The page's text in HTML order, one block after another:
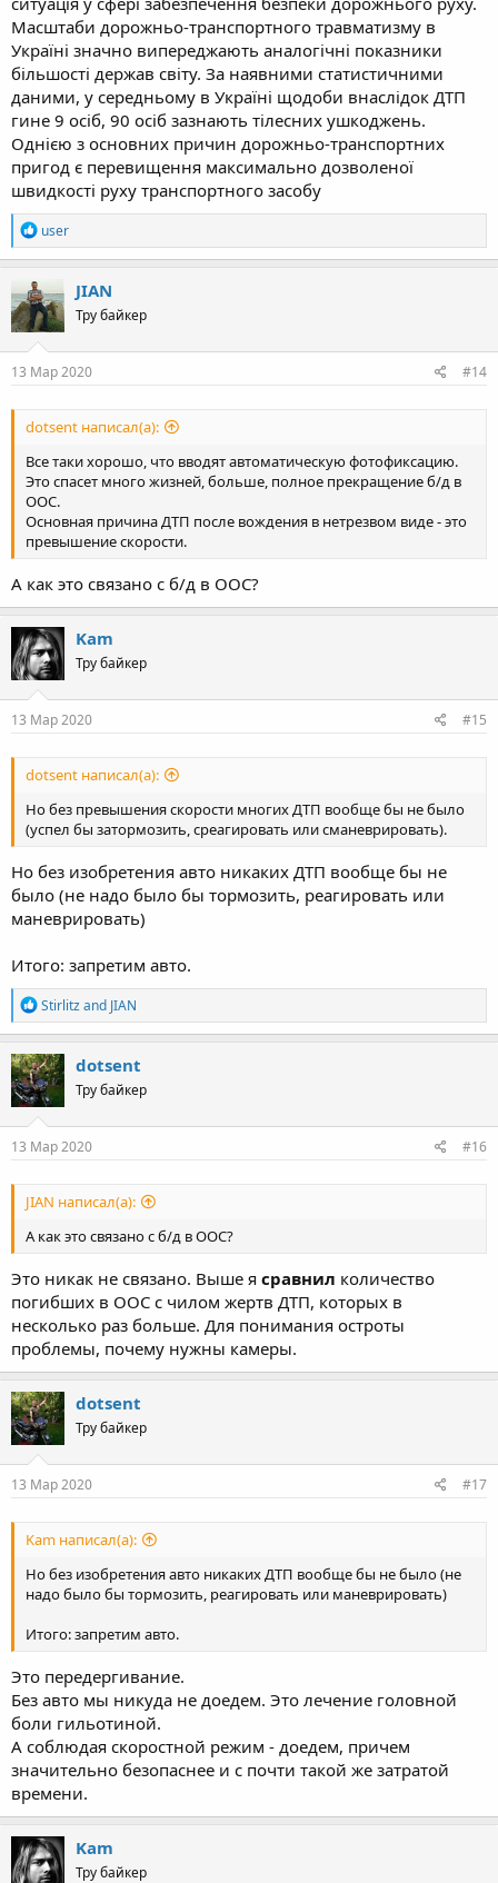
Масштаби дорожньо-транспортного травматизму в
Україні значно випереджають аналогічні показники
більшості держав світу. За наявними статистичними
даними, у середньому в Україні щодоби внаслідок ДТП
гине 9 осіб, 90 осіб зазнають тілесних ушкоджень.
Однією з основних причин дорожньо-транспортних
пригод є перевищення максимально дозволеної
швидкості руху транспортного засобу
R
e
a
t
i
o
n
s
user
JIAN
Тру байкер
13 Мар 2020 #14
dotsent написал(а):
Все таки хорошо, что вводят автоматическую фотофиксацию.
Это спасет много жизней, больше, полное прекращение б/д в
ООС.
Основная причина ДТП после вождения в нетрезвом виде - это
превышение скорости.
А как это связано с б/д в ООС?
Kam
Тру байкер
13 Мар 2020 #15
dotsent написал(а):
Но без превышения скорости многих ДТП вообще бы не было
(успел бы затормозить, среагировать или сманеврировать).
Но без изобретения авто никаких ДТП вообще бы не
было (не надо было бы тормозить, реагировать или
маневрировать)
Итого: запретим авто.
R
e
a
c
t
i
o
n
s
Stirlitzand JIAN
dotsent
Тру байкер
13 Мар 2020 #16
JIAN написал(а):
А как это связано с б/д в ООС?
Это никак не связано. Выше я сравнил количество
погибших в ООС с чилом жертв ДТП, которых в
несколько раз больше. Для понимания остроты
проблемы, почему нужны камеры.
dotsent
Тру байкер
13 Мар 2020 #17
Kam написал(а):
Но без изобретения авто никаких ДТП вообще бы не было (не
надо было бы тормозить, реагировать или маневрировать)
Итого: запретим авто.
Это передергивание.
Без авто мы никуда не доедем. Это лечение головной
боли гильотиной.
А соблюдая скоростной режим - доедем, причем
значительно безопаснее и с почти такой же затратой
времени.
Kam
Тру байкер